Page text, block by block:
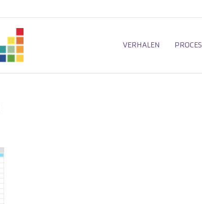
VERHALEN PROCES